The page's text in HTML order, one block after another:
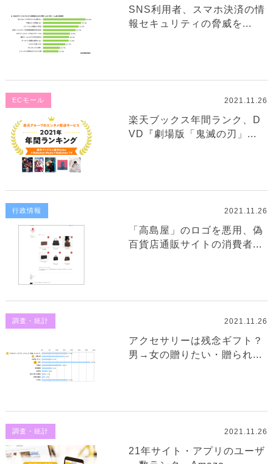
SNS利用者、スマホ決済の情
報セキュリティの脅威を...
ECモール 2021.11.26
楽天ブックス年間ランク、D
VD『劇場版「鬼滅の刃」...
行政情報 2021.11.26
「高島屋」のロゴを悪用、偽
百貨店通販サイトの消費者...
調査・統計 2021.11.26
アクセサリーは残念ギフト？
男→女の贈りたい・贈られ...
調査・統計 2021.11.26
21年サイト・アプリのユーザ